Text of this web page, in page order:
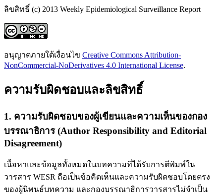
ลิขสิทธิ์ (c) 2013 Weekly Epidemiological Surveillance Report
อนุญาตภายใต้เงื่อนไข Creative Commons Attribution-
NonCommercial-NoDerivatives 4.0 International License.
ความรับผิดชอบและลิขสิทธิ์
1. ความรับผิดชอบของผู้เขียนและความเห็นของกอง
บรรณาธิการ (Author Responsibility and Editorial
Disagreement)
เนื้อหาและข้อมูลทั้งหมดในบทความที่ได้รับการตีพิมพ์ใน
วารสาร WESR ถือเป็นข้อคิดเห็นและความรับผิดชอบโดยตรง
ของผู้นิพนธ์บทความ และกองบรรณาธิการวารสารไม่จำเป็น